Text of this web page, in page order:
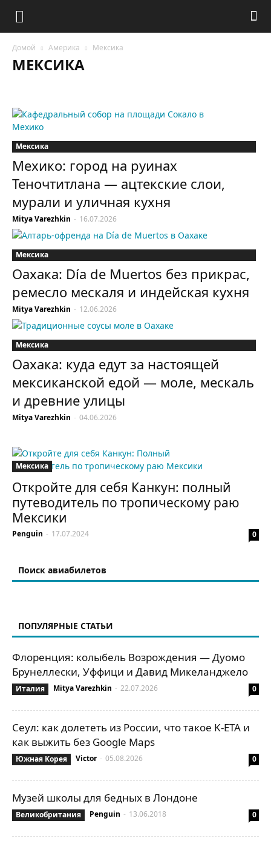
Домой Америка Мексика
МЕКСИКА
Мексика
Мехико: город на руинах
Теночтитлана — ацтекские слои,
мурали и уличная кухня
Mitya Varezhkin - 16.07.2026
Мексика
Оахака: Día de Muertos без прикрас,
ремесло мескаля и индейская кухня
Mitya Varezhkin - 12.06.2026
Мексика
Оахака: куда едут за настоящей
мексиканской едой — моле, мескаль
и древние улицы
Mitya Varezhkin - 04.06.2026
Мексика
Откройте для себя Канкун: полный
путеводитель по тропическому раю
Мексики
Penguin - 17.07.2024 0
Поиск авиабилетов
ПОПУЛЯРНЫЕ СТАТЬИ
Флоренция: колыбель Возрождения — Дуомо
Брунеллески, Уффици и Давид Микеланджело
Италия Mitya Varezhkin - 22.07.2026 0
Сеул: как долететь из России, что такое K-ETA и
как выжить без Google Maps
Южная Корея Victor - 05.08.2026 0
Музей школы для бедных в Лондоне
Великобритания Penguin - 13.06.2018 0